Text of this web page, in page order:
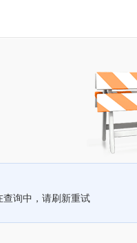
查询中，请刷新重试